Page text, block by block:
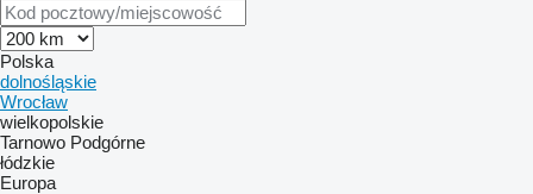
Polska
dolnośląskie
Wrocław
wielkopolskie
Tarnowo Podgórne
łódzkie
Europa